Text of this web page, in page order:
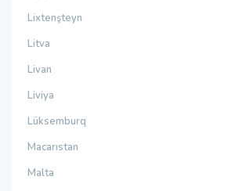
Lixtenşteyn
Litva
Livan
Liviya
Lüksemburq
Macarıstan
Malta